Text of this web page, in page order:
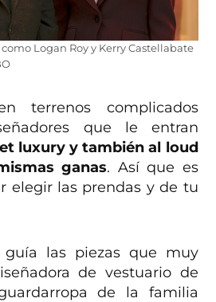
Logan Roy y Kerry Castellabate
terrenos complicados
que le entran
luxury y también al loud
ganas. Así que es
elegir las prendas y de tu
guía las piezas que muy
de vestuario de
de la familia